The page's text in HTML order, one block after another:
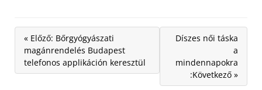
« Előző: Bőrgyógyászati
magánrendelés Budapest
telefonos applikáción keresztül
Díszes női táska
a
mindennapokra
:Következő »